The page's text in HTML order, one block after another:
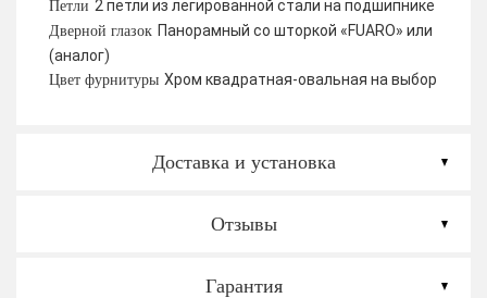
Петли 2 петли из легированной стали на подшипнике
Дверной глазок Панорамный со шторкой «FUARO» или
(аналог)
Цвет фурнитуры Хром квадратная-овальная на выбор
Доставка и установка
Отзывы
Гарантия